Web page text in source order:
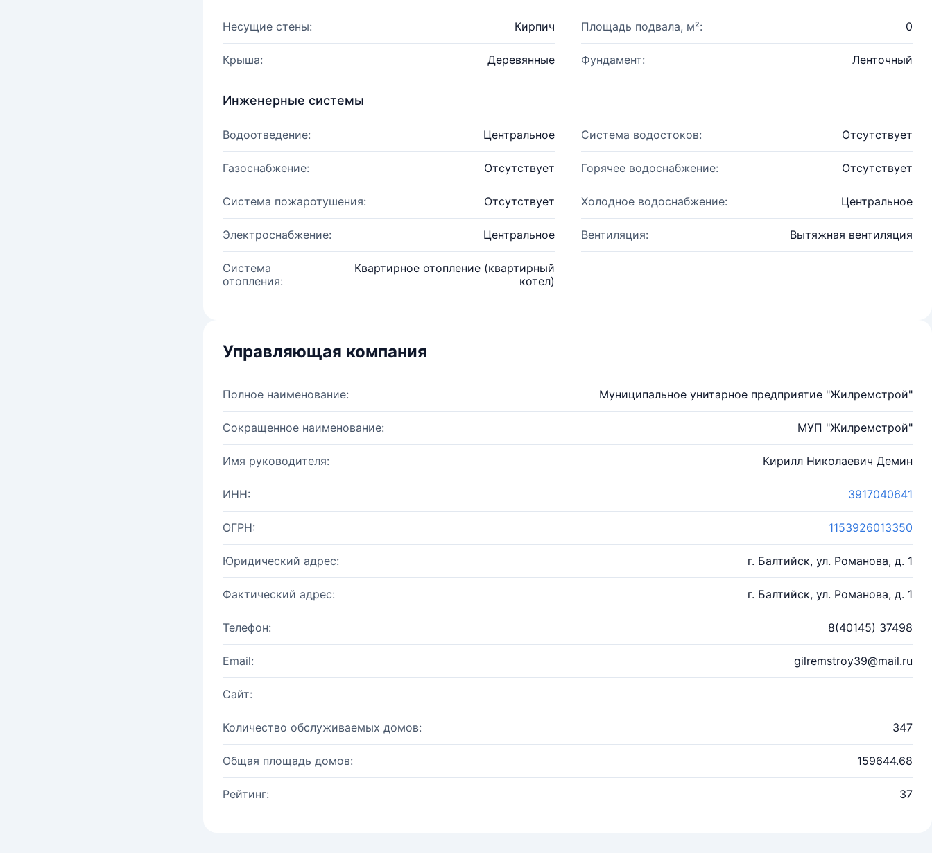
Несущие стены: Кирпич Площадь подвала, м²: 0
Крыша: Деревянные Фундамент: Ленточный
Инженерные системы
Водоотведение: Центральное Система водостоков: Отсутствует
Газоснабжение: Отсутствует Горячее водоснабжение: Отсутствует
Система пожаротушения: Отсутствует Холодное водоснабжение: Центральное
Электроснабжение: Центральное Вентиляция: Вытяжная вентиляция
Система
отопления:
Квартирное отопление (квартирный
котел)
Управляющая компания
Полное наименование: Муниципальное унитарное предприятие "Жилремстрой"
Сокращенное наименование: МУП "Жилремстрой"
Имя руководителя: Кирилл Николаевич Демин
ИНН: 3917040641
ОГРН: 1153926013350
Юридический адрес: г. Балтийск, ул. Романова, д. 1
Фактический адрес: г. Балтийск, ул. Романова, д. 1
Телефон: 8(40145) 37498
Email: gilremstroy39@mail.ru
Сайт:
Количество обслуживаемых домов: 347
Общая площадь домов: 159644.68
Рейтинг: 37